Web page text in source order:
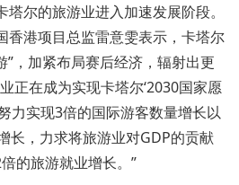
尔的旅游业进入加速发展阶段。
香港项目总监雷意雯表示，卡塔尔
”，加紧布局赛后经济，辐射出更
正在成为实现卡塔尔‘2030国家愿
力实现3倍的国际游客数量增长以
长，力求将旅游业对GDP的贡献
的旅游就业增长。”